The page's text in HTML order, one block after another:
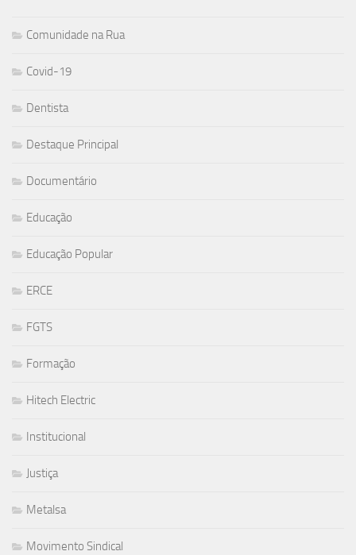
Comunidade na Rua
Covid-19
Dentista
Destaque Principal
Documentário
Educação
Educação Popular
ERCE
FGTS
Formação
Hitech Electric
Institucional
Justiça
Metalsa
Movimento Sindical